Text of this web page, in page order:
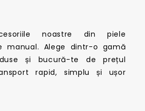
noastre din piele
manual. Alege dintr-o gamă
și bucură-te de prețul
rapid, simplu și ușor